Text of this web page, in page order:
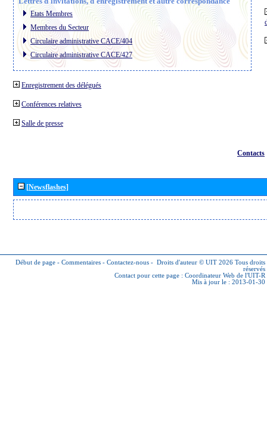
Etats Membres
Membres du Secteur
Circulaire administrative CACE/404
Circulaire administrative CACE/427
Enregistrement des délégués
Conférences relatives
Salle de presse
Contacts
[Newsflashes]
Début de page - Commentaires - Contactez-nous - Droits d'auteur © UIT 2026 Tous droits
réservés
Contact pour cette page : Coordinateur Web de l'UIT-R
Mis à jour le : 2013-01-30